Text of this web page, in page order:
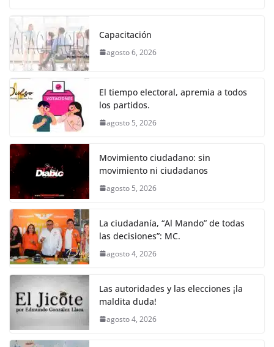
k
c
e
b
o
o
k
itt
er s
A
p
e
n
er
Capacitación
agosto 6, 2026
El tiempo electoral, apremia a todos
los partidos.
agosto 5, 2026
Movimiento ciudadano: sin
movimiento ni ciudadanos
agosto 5, 2026
La ciudadanía, “Al Mando” de todas
las decisiones”: MC.
agosto 4, 2026
Las autoridades y las elecciones ¡la
maldita duda!
agosto 4, 2026